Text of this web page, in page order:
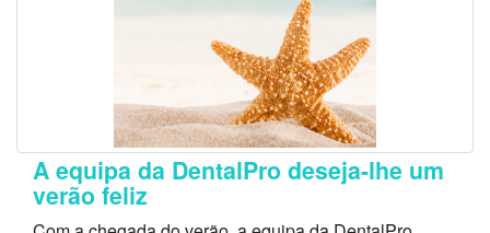
A equipa da DentalPro deseja-lhe um
verão feliz